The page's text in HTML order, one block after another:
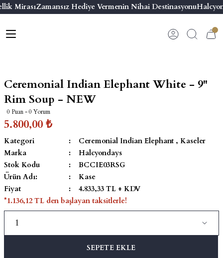
MirasıZamansız Hediye Vermenin Nihai DestinasyonuHalcyon
Geri Dön
Geri Dön
Mum
Geri Dön
Menteşeli Bilezik
Yivli Kabaşon Bilezik
Geri Dön
Seriler
Elephant
Ceremonial Indian Elephant White - 9''
Rim Soup - NEW
0 Puan - 0 Yorum
5.800,00 ₺
Kategori Ceremonial Indian Elephant , Kaseler
Marka
Halcyondays
Stok Kodu
BCCIE03RSG
Ürün Adı:
Kase
Fiyat
4.833,33 TL + KDV
*1.136,12 TL den başlayan taksitlerle!
SEPETE EKLE